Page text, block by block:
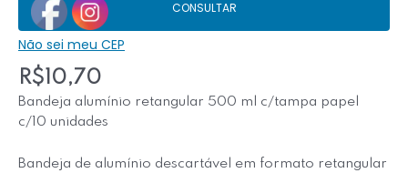
CONSULTAR
Não sei meu CEP
R$ 10,70
Bandeja alumínio retangular 500 ml c/tampa papel
c/10 unidades
Bandeja de alumínio descartável em formato retangular